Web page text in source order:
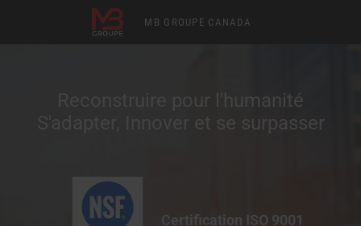
Reconstruire pour l'humanité
S'adapter, Innover et se surpasser
Certification ISO 9001
MB GROUPE CANADA